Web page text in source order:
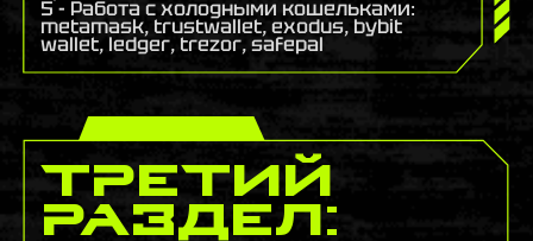
5 - Работа с холодными кошельками:
metamask, trustwallet, exodus, bybit
wallet, ledger, trezor, safepal
третий
раздел: